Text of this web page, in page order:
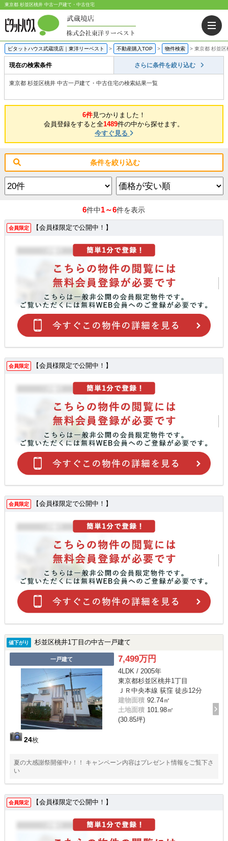
東京都 杉並区桃井 中古一戸建て・中古住宅
ピタットハウス武蔵境店｜東洋リーベスト > 不動産購入TOP > 物件検索 > 東京都 杉並区
現在の検索条件 さらに条件を絞り込む
東京都 杉並区桃井 中古一戸建て・中古住宅の検索結果一覧
6件見つかりました！
会員登録をすると全1489件の中から探せます。
今すぐ見る
条件を絞り込む
6件中1～6件を表示
会員限定 【会員様限定で公開中！】
会員限定 【会員様限定で公開中！】
会員限定 【会員様限定で公開中！】
値下がり 杉並区桃井1丁目の中古一戸建て
一戸建て
24枚
7,499万円
4LDK / 2005年
東京都杉並区桃井1丁目
ＪＲ中央本線 荻窪 徒歩12分
建物面積 92.74㎡
土地面積 101.98㎡
(30.85坪)
夏の大感謝祭開催中♪！！ キャンペーン内容はプレゼント情報をご覧下さ
い
会員限定 【会員様限定で公開中！】